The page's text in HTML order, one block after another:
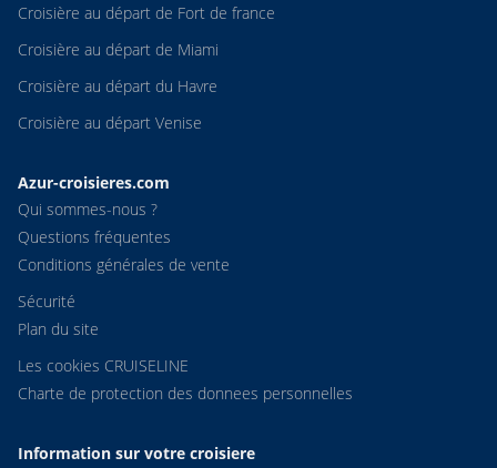
Croisière au départ de Fort de france
Croisière au départ de Miami
Croisière au départ du Havre
Croisière au départ Venise
Azur-croisieres.com
Qui sommes-nous ?
Questions fréquentes
Conditions générales de vente
Sécurité
Plan du site
Les cookies CRUISELINE
Charte de protection des donnees personnelles
Information sur votre croisiere